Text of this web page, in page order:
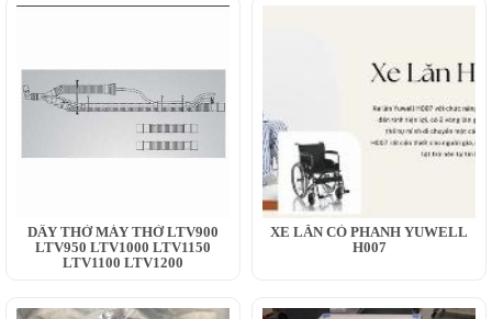
DÂY THỞ MÁY THỞ LTV900
LTV950 LTV1000 LTV1150
LTV1100 LTV1200
XE LĂN CÓ PHANH YUWELL
H007